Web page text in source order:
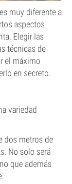
muy diferente a
aspectos
Elegir las
técnicas de
el máximo
en secreto.
variedad
dos metros de
No solo será
que además